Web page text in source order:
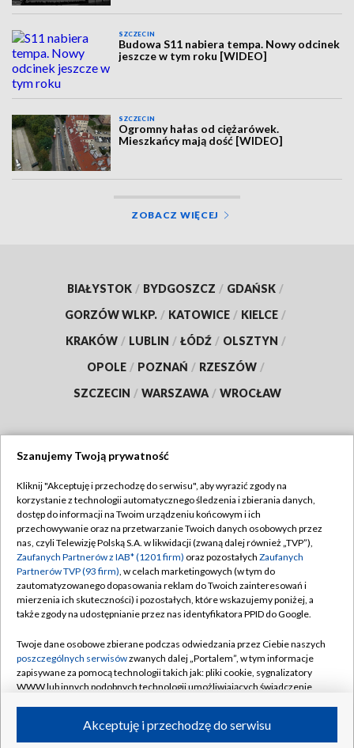
SZCZECIN
Budowa S11 nabiera tempa. Nowy odcinek
jeszcze w tym roku [WIDEO]
SZCZECIN
Ogromny hałas od ciężarówek.
Mieszkańcy mają dość [WIDEO]
ZOBACZ WIĘCEJ
BIAŁYSTOK / BYDGOSZCZ / GDAŃSK /
GORZÓW WLKP. / KATOWICE / KIELCE /
KRAKÓW / LUBLIN / ŁÓDŹ / OLSZTYN /
OPOLE / POZNAŃ / RZESZÓW /
SZCZECIN / WARSZAWA / WROCŁAW
TVP
Abonament TVP
Emisja w TVP
Centrum informacji TVP
Naziemna Telewizja Cyfrowa
Rada Programowa
System NOS
Informacje o nadawcy
Program dla prasy
Regulamin TVP
Polityka prywatności
Moje zgody
Pomoc
Kontakt
Kanały
Szanujemy Twoją prywatność
Kliknij "Akceptuję i przechodzę do serwisu", aby wyrazić zgody na
korzystanie z technologii automatycznego śledzenia i zbierania danych,
dostęp do informacji na Twoim urządzeniu końcowym i ich
przechowywanie oraz na przetwarzanie Twoich danych osobowych przez
nas, czyli Telewizję Polską S.A. w likwidacji (zwaną dalej również „TVP”),
Zaufanych Partnerów z IAB* (1201 firm) oraz pozostałych Zaufanych
Partnerów TVP (93 firm), w celach marketingowych (w tym do
zautomatyzowanego dopasowania reklam do Twoich zainteresowań i
mierzenia ich skuteczności) i pozostałych, które wskazujemy poniżej, a
także zgody na udostępnianie przez nas identyfikatora PPID do Google.
Twoje dane osobowe zbierane podczas odwiedzania przez Ciebie naszych
poszczególnych serwisówzwanych dalej „Portalem”, w tym informacje
zapisywane za pomocą technologii takich jak: pliki cookie, sygnalizatory
WWW lub innych podobnych technologii umożliwiających świadczenie
ruchu w Internecie.Akceptuję i przechodzę do serwisu